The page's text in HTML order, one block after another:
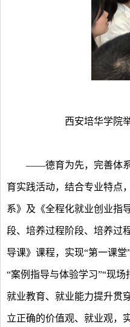
西安培华学院举办“宏
——德育为先，完善体系建
育实践活动，结合专业特点
系》及《全程化就业创业指
段、培养过程阶段、培养过
导课》课程，实现“第一课
“案例指导与体验学习”“现
就业教育、就业能力提升贯
立正确的价值观、就业观，